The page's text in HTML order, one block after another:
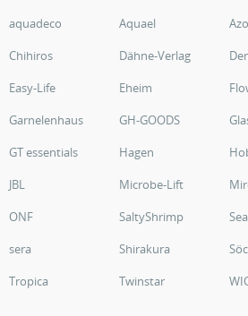
aquadeco
Aquael
Chihiros
Dähne-Verlag
Easy-Life
Eheim
Garnelenhaus
GH-GOODS
GT essentials
Hagen
JBL
Microbe-Lift
ONF
SaltyShrimp
sera
Shirakura
Tropica
Twinstar